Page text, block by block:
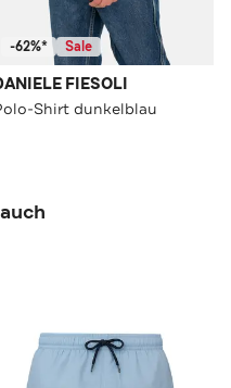
-62%* Sale
FIESOLI
Shirt dunkelblau